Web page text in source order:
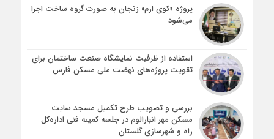
پروژه «کوی ارم» زنجان به صورت گروه ساخت اجرا
می‌شود
استفاده از ظرفیت نمایشگاه صنعت ساختمان برای
تقویت پروژه‌های نهضت ملی مسکن فارس
بررسی و تصویب طرح تکمیل مسجد سایت
مسکن مهر انبارالوم در جلسه کمیته فنی اداره‌کل
راه و شهرسازی گلستان